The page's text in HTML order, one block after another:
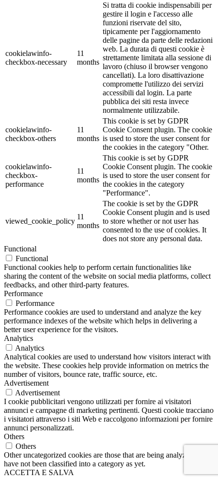
cookielawinfo-
checkbox-necessary
11
months
Si tratta di cookie indispensabili per
gestire il login e l'accesso alle
funzioni riservate del sito,
tipicamente per l'aggiornamento
delle pagine da parte delle redazioni
web. La durata di questi cookie è
strettamente limitata alla sessione di
lavoro (chiuso il browser vengono
cancellati). La loro disattivazione
compromette l'utilizzo dei servizi
accessibili dal login. La parte
pubblica dei siti resta invece
normalmente utilizzabile.
cookielawinfo-
checkbox-others
11
months
This cookie is set by GDPR
Cookie Consent plugin. The cookie
is used to store the user consent for
the cookies in the category "Other.
cookielawinfo-
checkbox-
performance
11
months
This cookie is set by GDPR
Cookie Consent plugin. The cookie
is used to store the user consent for
the cookies in the category
"Performance".
viewed_cookie_policy
11
months
The cookie is set by the GDPR
Cookie Consent plugin and is used
to store whether or not user has
consented to the use of cookies. It
does not store any personal data.
Functional
Functional
Functional cookies help to perform certain functionalities like
sharing the content of the website on social media platforms, collect
feedbacks, and other third-party features.
Performance
Performance
Performance cookies are used to understand and analyze the key
performance indexes of the website which helps in delivering a
better user experience for the visitors.
Analytics
Analytics
Analytical cookies are used to understand how visitors interact with
the website. These cookies help provide information on metrics the
number of visitors, bounce rate, traffic source, etc.
Advertisement
Advertisement
I cookie pubblicitari vengono utilizzati per fornire ai visitatori
annunci e campagne di marketing pertinenti. Questi cookie tracciano
i visitatori attraverso i siti Web e raccolgono informazioni per fornire
annunci personalizzati.
Others
Others
Other uncategorized cookies are those that are being analyzed and
have not been classified into a category as yet.
ACCETTA E SALVA